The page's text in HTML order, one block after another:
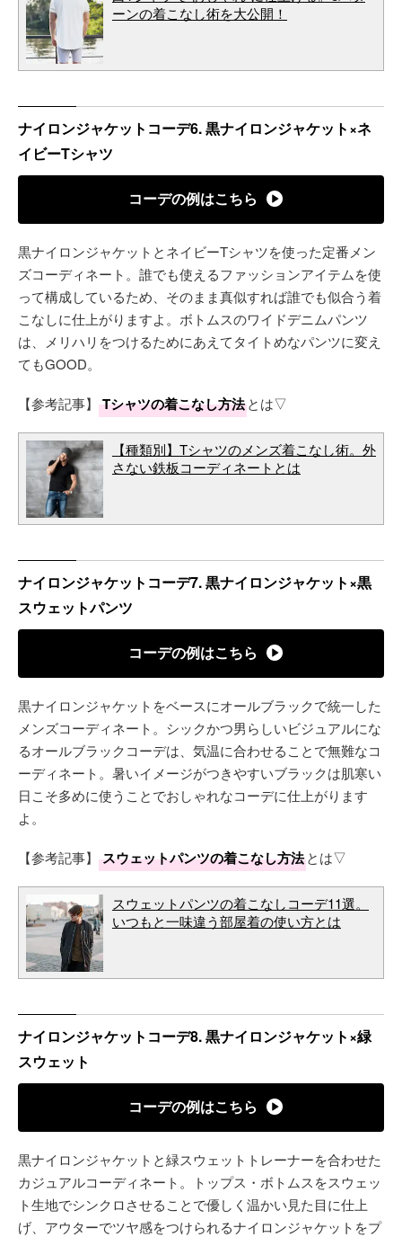
ーンの着こなし術を大公開！
ナイロンジャケットコーデ6. 黒ナイロンジャケット×ネ
イビーTシャツ
コーデの例はこちら
黒ナイロンジャケットとネイビーTシャツを使った定番メン
ズコーディネート。誰でも使えるファッションアイテムを使
って構成しているため、そのまま真似すれば誰でも似合う着
こなしに仕上がりますよ。ボトムスのワイドデニムパンツ
は、メリハリをつけるためにあえてタイトめなパンツに変え
てもGOOD。
【参考記事】 Tシャツの着こなし方法とは▽
【種類別】Tシャツのメンズ着こなし術。外
さない鉄板コーディネートとは
ナイロンジャケットコーデ7. 黒ナイロンジャケット×黒
スウェットパンツ
コーデの例はこちら
黒ナイロンジャケットをベースにオールブラックで統一した
メンズコーディネート。シックかつ男らしいビジュアルにな
るオールブラックコーデは、気温に合わせることで無難なコ
ーディネート。暑いイメージがつきやすいブラックは肌寒い
日こそ多めに使うことでおしゃれなコーデに仕上がります
よ。
【参考記事】 スウェットパンツの着こなし方法とは▽
スウェットパンツの着こなしコーデ11選。
いつもと一味違う部屋着の使い方とは
ナイロンジャケットコーデ8. 黒ナイロンジャケット×緑
スウェット
コーデの例はこちら
黒ナイロンジャケットと緑スウェットトレーナーを合わせた
カジュアルコーディネート。トップス・ボトムスをスウェッ
ト生地でシンクロさせることで優しく温かい見た目に仕上
げ、アウターでツヤ感をつけられるナイロンジャケットをプ